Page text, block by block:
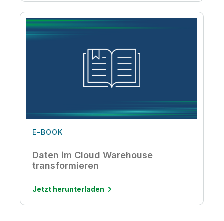
E-BOOK
Daten im Cloud Warehouse
transformieren
Jetzt herunterladen